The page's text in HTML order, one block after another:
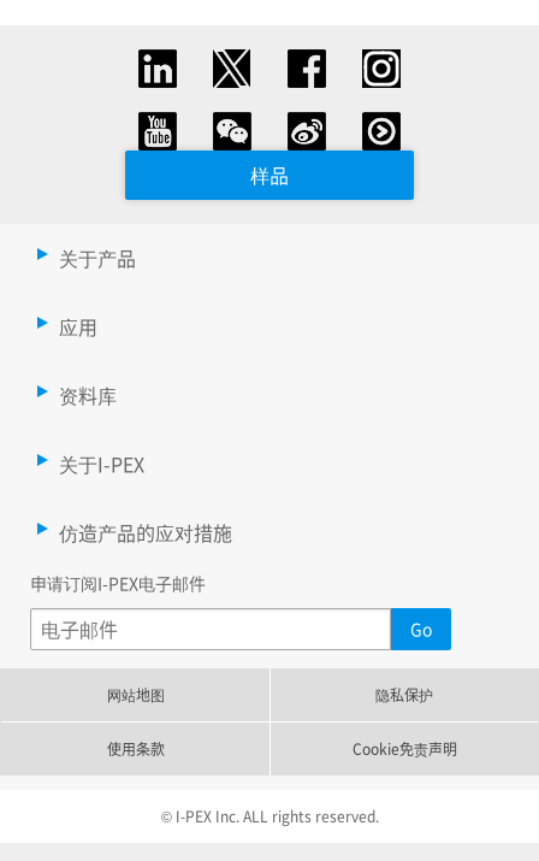
样品
关于产品
应用
资料库
关于I-PEX
仿造产品的应对措施
申请订阅I-PEX电子邮件
网站地图 隐私保护
使用条款 Cookie免责声明
© I-PEX Inc. ALL rights reserved.